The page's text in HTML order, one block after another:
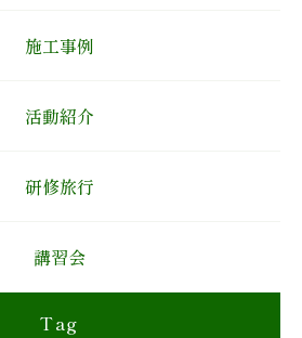
施工事例
活動紹介
研修旅行
講習会
Tag